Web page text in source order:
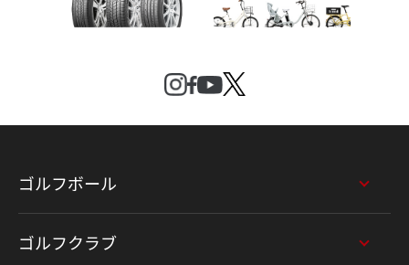
ゴルフボール
ゴルフクラブ